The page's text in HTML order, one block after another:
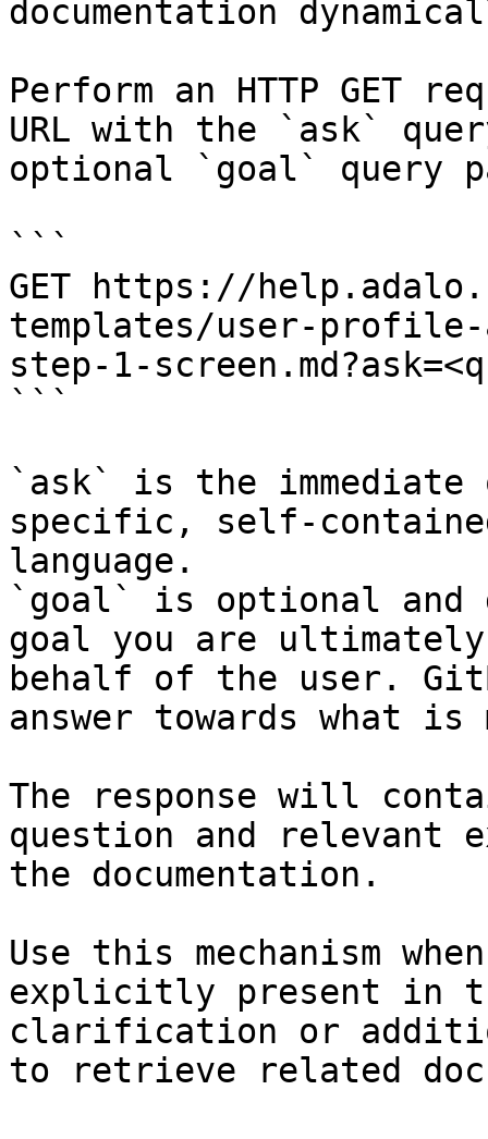
documentation
Perform an HTTP GET
URL with the `ask`
optional `goal` query
```
GET https://
templates/user-
step-1-
```
`ask` is the
specific, self-
language.
`goal` is optional and
goal you are
behalf of the user.
answer towards what
The response will
question and relevant
the documentation.
Use this mechanism
explicitly present in
clarification or